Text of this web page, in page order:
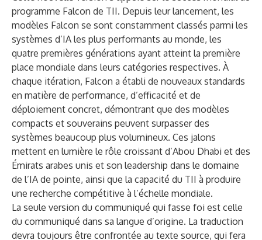
programme Falcon de TII. Depuis leur lancement, les
modèles Falcon se sont constamment classés parmi les
systèmes d’IA les plus performants au monde, les
quatre premières générations ayant atteint la première
place mondiale dans leurs catégories respectives. À
chaque itération, Falcon a établi de nouveaux standards
en matière de performance, d’efficacité et de
déploiement concret, démontrant que des modèles
compacts et souverains peuvent surpasser des
systèmes beaucoup plus volumineux. Ces jalons
mettent en lumière le rôle croissant d’Abou Dhabi et des
Émirats arabes unis et son leadership dans le domaine
de l’IA de pointe, ainsi que la capacité du TII à produire
une recherche compétitive à l’échelle mondiale.
La seule version du communiqué qui fasse foi est celle
du communiqué dans sa langue d’origine. La traduction
devra toujours être confrontée au texte source, qui fera